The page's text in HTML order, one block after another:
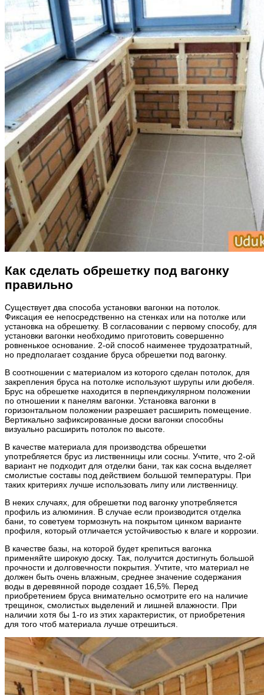
Как сделать обрешетку под вагонку
правильно
Существует два способа установки вагонки на потолок.
Фиксация ее непосредственно на стенках или на потолке или
установка на обрешетку. В согласовании с первому способу, для
установки вагонки необходимо приготовить совершенно
ровненькое основание. 2-ой способ наименее трудозатратный,
но предполагает создание бруса обрешетки под вагонку.
В соотношении с материалом из которого сделан потолок, для
закрепления бруса на потолке используют шурупы или дюбеля.
Брус на обрешетке находится в перпендикулярном положении
по отношении к панелям вагонки. Установка вагонки в
горизонтальном положении разрешает расширить помещение.
Вертикально зафиксированные доски вагонки способны
визуально расширить потолок по высоте.
В качестве материала для производства обрешетки
употребляется брус из лиственницы или сосны. Учтите, что 2-ой
вариант не подходит для отделки бани, так как сосна выделяет
смолистые составы под действием большой температуры. При
таких критериях лучше использовать липу или лиственницу.
В неких случаях, для обрешетки под вагонку употребляется
профиль из алюминия. В случае если производится отделка
бани, то советуем тормознуть на покрытом цинком варианте
профиля, который отличается устойчивостью к влаге и коррозии.
В качестве базы, на которой будет крепиться вагонка
применяйте широкую доску. Так, получится достигнуть большой
прочности и долговечности покрытия. Учтите, что материал не
должен быть очень влажным, среднее значение содержания
воды в деревянной породе создает 16,5%. Перед
приобретением бруса внимательно осмотрите его на наличие
трещинок, смолистых выделений и лишней влажности. При
наличии хотя бы 1-го из этих характеристик, от приобретения
для того чтоб материала лучше отрешиться.